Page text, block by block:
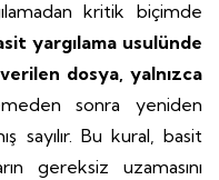
kritik biçimde
yargılama usulünde
dosya, yalnızca
sonra yeniden
sayılır. Bu kural, basit
gereksiz uzamasını